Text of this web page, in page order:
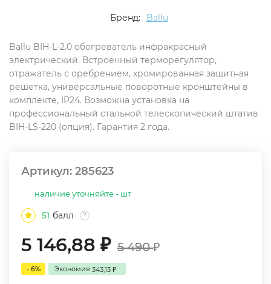
Бренд: Ballu
Ballu BIH-L-2.0 обогреватель инфракрасный
электрический. Встроенный терморегулятор,
отражатель с оребрением, хромированная защитная
решетка, универсальные поворотные кронштейны в
комплекте, IP24. Возможна установка на
профессиональный стальной телескопический штатив
BIH-LS-220 (опция). Гарантия 2 года.
Артикул: 285623
наличие уточняйте - шт
51 балл ?
5 146,88 ₽ 5 490₽
- 6% Экономия 343,13 ₽